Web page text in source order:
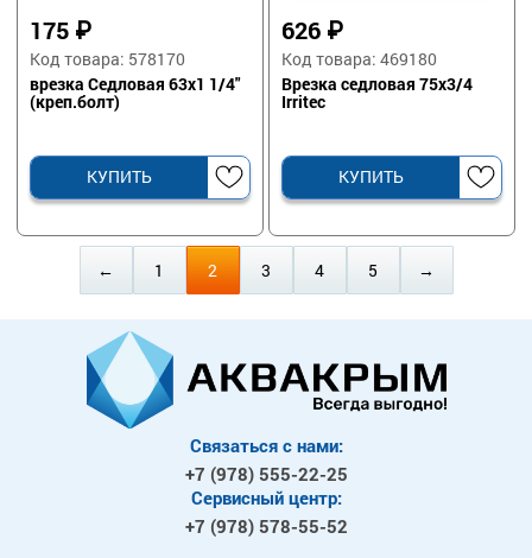
175 ₽
Код товара: 578170
врезка Седловая 63х1 1/4"
(креп.болт)
КУПИТЬ
626 ₽
Код товара: 469180
Врезка седловая 75х3/4
Irritec
КУПИТЬ
← 1 2 3 4 5 →
Связаться с нами:
+7 (978) 555-22-25
Сервисный центр:
+7 (978) 578-55-52